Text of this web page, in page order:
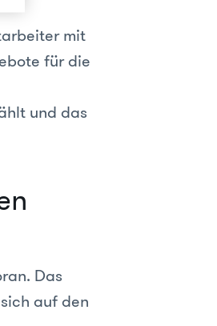
mit
für die
und das
Das
auf den